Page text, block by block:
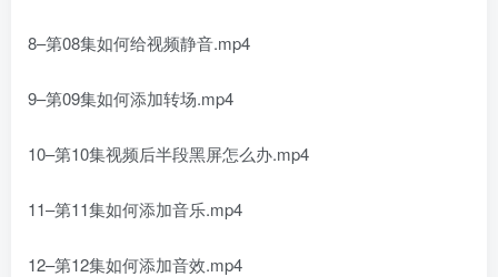
8–第08集如何给视频静音.mp4
9–第09集如何添加转场.mp4
10–第10集视频后半段黑屏怎么办.mp4
11–第11集如何添加音乐.mp4
12–第12集如何添加音效.mp4